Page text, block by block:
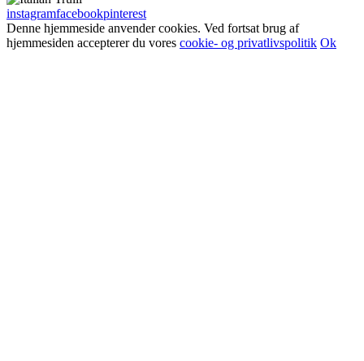
instagramfacebookpinterest
Denne hjemmeside anvender cookies. Ved fortsat brug af
hjemmesiden accepterer du vores cookie- og privatlivspolitik Ok